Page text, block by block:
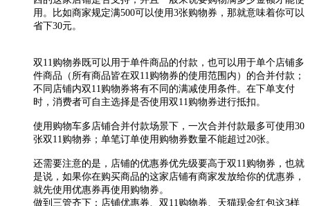
用。比如商家规定满500可以使用3张购物券，那就意味着你可以
省下30元。
双11购物券既可以用于单件商品的付款，也可以用于单个店铺多
件商品（所有商品皆在双11购物券的使用范围内）的合并付款；
不同店铺内双11购物券将有不同的满减使用条件。在下单支付
时，消费者可自主选择是否使用双11购物券进行抵扣。
使用购物车多店铺合并付款场景下，一次合并付款最多可使用30
张双11购物券；单笔订单使用购物券数量不能超过20张。
还需要注意的是，店铺的优惠券优先级要高于双11购物券，也就
是说，如果你在购买商品的这家店铺有商家发放给你的优惠券，
就先使用优惠券再使用购物券。
做到三管齐下：店铺优惠券、双11购物券、天猫现金红包这3样